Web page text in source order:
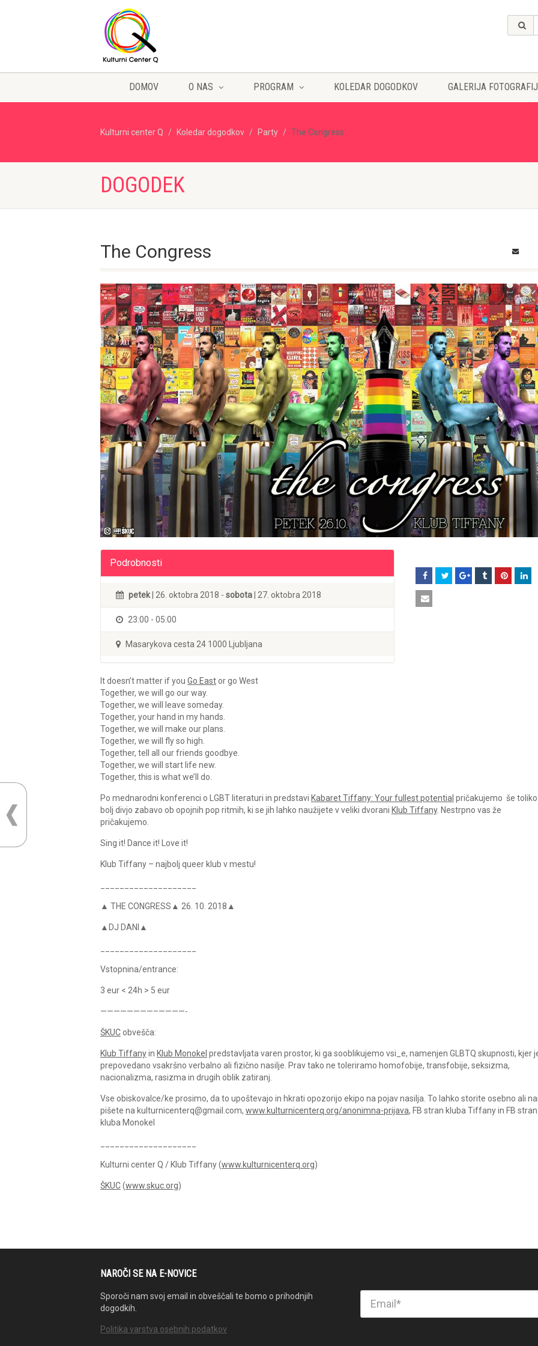
DOMOV O NAS PROGRAM KOLEDAR DOGODKOV GALERIJA FOTOGRAFIJ
Kulturni center Q Koledar dogodkov Party The Congress
DOGODEK
The Congress
Podrobnosti
petek | 26. oktobra 2018 - sobota | 27. oktobra 2018
23:00 - 05:00
Masarykova cesta 24 1000 Ljubljana
It doesn’t matter if you Go Eastor go West
Together, we will go our way.
Together, we will leave someday.
Together, your hand in my hands.
Together, we will make our plans.
Together, we will fly so high.
Together, tell all our friends goodbye.
Together, we will start life new.
Together, this is what we’ll do.
Po mednarodni konferenci o LGBT literaturi in predstavi Kabaret Tiffany: Your fullest potential pričakujemo še toliko
bolj divjo zabavo ob opojnih pop ritmih, ki se jih lahko naužijete v veliki dvorani Klub Tiffany. Nestrpno vas že
pričakujemo.
Sing it! Dance it! Love it!
Klub Tiffany – najbolj queer klub v mestu!
▲ THE CONGRESS▲ 26. 10. 2018▲
▲DJ DANI▲
Vstopnina/entrance:
3 eur < 24h > 5 eur
————————–————-
ŠKUCobvešča:
Klub Tiffanyin Klub Monokel predstavljata varen prostor, ki ga sooblikujemo vsi_e, namenjen GLBTQ skupnosti, kjer
prepovedano vsakršno verbalno ali fizično nasilje. Prav tako ne toleriramo homofobije, transfobije, seksizma,
nacionalizma, rasizma in drugih oblik zatiranj.
Vse obiskovalce/ke prosimo, da to upoštevajo in hkrati opozorijo ekipo na pojav nasilja. To lahko storite osebno ali
pišete na kulturnicenterq@gmail.com, www.kulturnicenterq.org/anonimna-prijava, FB stran kluba Tiffany in FB stran
kluba Monokel
Kulturni center Q / Klub Tiffany (www.kulturnicenterq.org)
ŠKUC(www.skuc.org)
NAROČI SE NA E-NOVICE
Sporoči nam svoj email in obveščali te bomo o prihodnjih
dogodkih.
Politika varstva osebnih podatkov